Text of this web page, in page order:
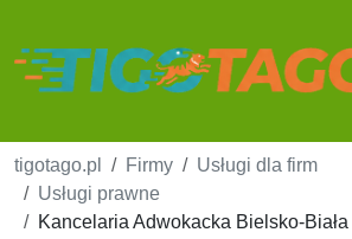
tigotago.pl Firmy
Usługi dla firm
Usługi prawne
Kancelaria Adwokacka Bielsko-Biała |